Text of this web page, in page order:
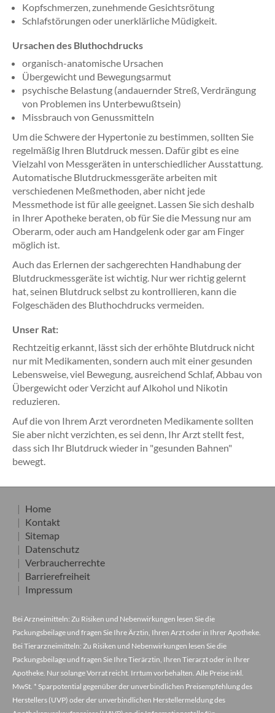
Kopfschmerzen, zunehmende Gesichtsrötung
Schlafstörungen oder unerklärliche Müdigkeit.
Ursachen des Bluthochdrucks
organisch-anatomische Ursachen
Übergewicht und Bewegungsarmut
psychische Belastung (andauernder Streß, Verdrängung
von Problemen ins Unterbewußtsein)
Missbrauch von Genussmitteln
Um die Schwere der Hypertonie zu bestimmen, sollten Sie
regelmäßig Ihren Blutdruck messen. Dafür gibt es eine
Vielzahl von Messgeräten in unterschiedlicher Ausstattung.
Automatische Blutdruckmessgeräte arbeiten mit
verschiedenen Meßmethoden, aber nicht jede
Messmethode ist für alle geeignet. Lassen Sie sich deshalb
in Ihrer Apotheke beraten, ob für Sie die Messung nur am
Oberarm, oder auch am Handgelenk oder gar am Finger
möglich ist.
Auch das Erlernen der sachgerechten Handhabung der
Blutdruckmessgeräte ist wichtig. Nur wer richtig gelernt
hat, seinen Blutdruck selbst zu kontrollieren, kann die
Folgeschäden des Bluthochdrucks vermeiden.
Unser Rat:
Rechtzeitig erkannt, lässt sich der erhöhte Blutdruck nicht
nur mit Medikamenten, sondern auch mit einer gesunden
Lebensweise, viel Bewegung, ausreichend Schlaf, Abbau von
Übergewicht oder Verzicht auf Alkohol und Nikotin
reduzieren.
Auf die von Ihrem Arzt verordneten Medikamente sollten
Sie aber nicht verzichten, es sei denn, Ihr Arzt stellt fest,
dass sich Ihr Blutdruck wieder in "gesunden Bahnen"
bewegt.
Home
Kontakt
Sitemap
Datenschutz
Verbraucherrechte
Barrierefreiheit
Impressum
Bei Arzneimitteln: Zu Risiken und Nebenwirkungen lesen Sie die
Packungsbeilage und fragen Sie Ihre Ärztin, Ihren Arzt oder in Ihrer Apotheke.
Bei Tierarzneimitteln: Zu Risiken und Nebenwirkungen lesen Sie die
Packungsbeilage und fragen Sie Ihre Tierärztin, Ihren Tierarzt oder in Ihrer
Apotheke. Nur solange Vorrat reicht. Irrtum vorbehalten. Alle Preise inkl.
MwSt. * Sparpotential gegenüber der unverbindlichen Preisempfehlung des
Herstellers (UVP) oder der unverbindlichen Herstellermeldung des